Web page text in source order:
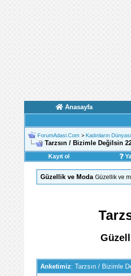
Anasayfa
ForumAdasi.Com > Kadınların Dünyası
Tarzsın / Bizimle Değilsin
Kayıt ol
Güzellik ve Moda Güzellik ve
Anketimiz: Tarzsın / Bizimle